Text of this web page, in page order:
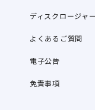
ディスクロージャ
よくあるご質問
電子公告
免責事項